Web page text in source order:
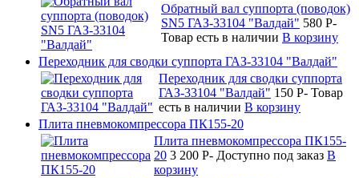
Обратный вал суппорта (поводок)
SN5 ГАЗ-33104 "Валдай" 580 P-
Товар есть в наличии В корзину
Переходник для сводки суппорта ГАЗ-33104 "Валдай"
Переходник для сводки суппорта
ГАЗ-33104 "Валдай" 150 P- Товар
есть в наличии В корзину
Плита пневмокомпрессора ПК155-20
Плита пневмокомпрессора ПК155-
20 3 200 P- Доступно под заказ В
корзину